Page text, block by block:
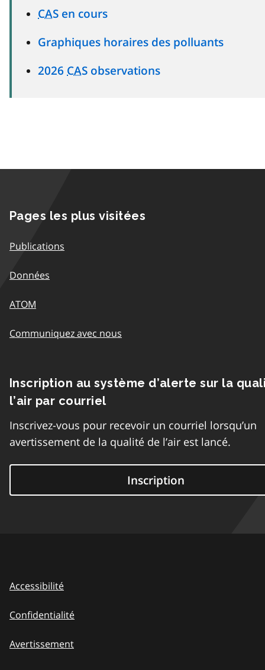
CAS en cours
Graphiques horaires des polluants
2026 CAS observations
Pages les plus visitées
Publications
Données
ATOM
Communiquez avec nous
Inscription au système d’alerte sur la
l’air par courriel
Inscrivez-vous pour recevoir un courriel lorsqu’un
avertissement de la qualité de l’air est lancé.
Inscription
Accessibilité
Confidentialité
Avertissement